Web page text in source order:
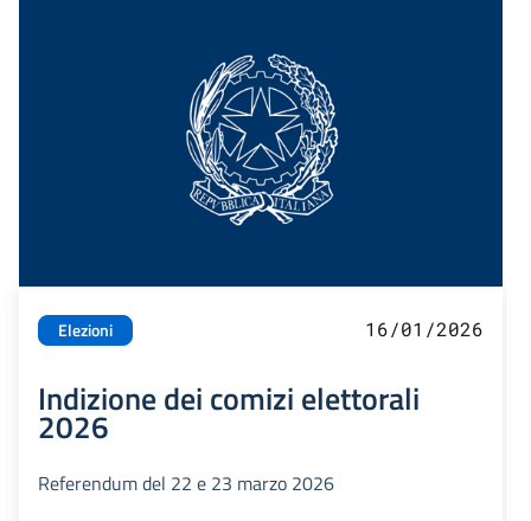
Elezioni 16/01/2026
Indizione dei comizi elettorali
2026
Referendum del 22 e 23 marzo 2026